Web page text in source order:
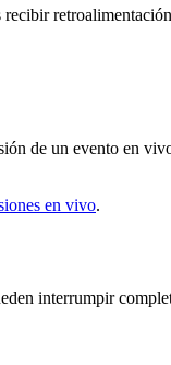
de un evento en
en vivo.
interrumpir